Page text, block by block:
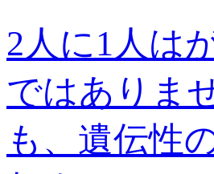
2人に1人は
ではありま
も、遺伝性